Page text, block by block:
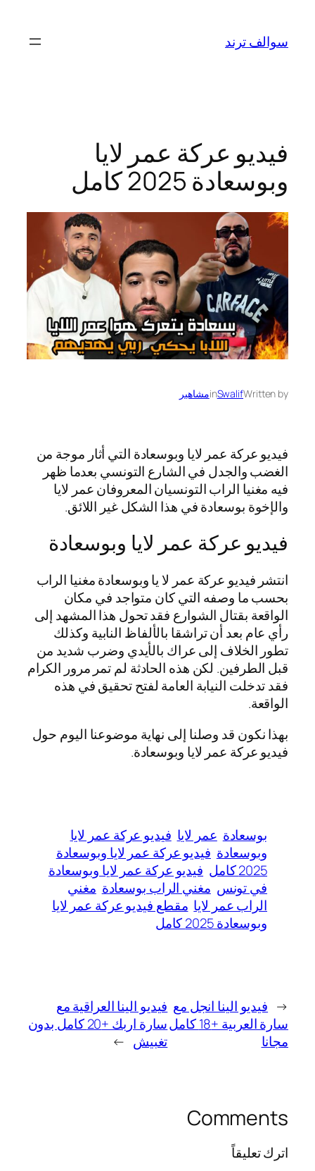
المحتوى
سوالف ترند
فيديو عركة عمر لايا
وبوسعادة 2025 كامل
Written by
Swalif
inمشاهير
فيديو عركة عمر لايا وبوسعادة التي أثار موجة من
الغضب والجدل في الشارع التونسي بعدما ظهر
فيه مغنيا الراب التونسيان المعروفان عمر لايا
والإخوة بوسعادة في هذا الشكل غير اللائق.
فيديو عركة عمر لايا وبوسعادة
انتشر فيديو عركة عمر لا يا وبوسعادة مغنيا الراب
بحسب ما وصفه التي كان متواجد في مكان
الواقعة بقتال الشوارع فقد تحول هذا المشهد إلى
رأي عام بعد أن تراشقا بالألفاظ النابية وكذلك
تطور الخلاف إلى عراك بالأيدي وضرب شديد من
قبل الطرفين. لكن هذه الحادثة لم تمر مرور الكرام
فقد تدخلت النيابة العامة لفتح تحقيق في هذه
الواقعة.
بهذا نكون قد وصلنا إلى نهاية موضوعنا اليوم حول
فيديو عركة عمر لايا وبوسعادة.
بوسعادة عمر لايا فيديو عركة عمر لايا
وبوسعادة فيديو عركة عمر لايا وبوسعادة
2025 كامل
فيديو عركة عمر لايا وبوسعادة
في تونس مغني الراب بوسعادة مغني
الراب عمر لايا مقطع فيديو عركة عمر لايا
وبوسعادة 2025 كامل
← فيديو الينا انجل مع
سارة العربية +18 كامل
مجانا
فيديو الينا العراقية مع
سارة اربك +20 كامل بدون
تغبيش →
Comments
اترك تعليقاً